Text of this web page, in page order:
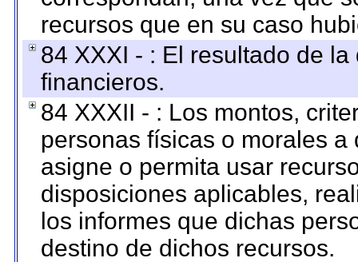
recursos que en su caso
84 XXXI - : El resultado de
financieros.
84 XXXII - : Los montos,
personas físicas o morales
asigne o permita usar
disposiciones aplicables,
los informes que dichas
destino de dichos recursos.